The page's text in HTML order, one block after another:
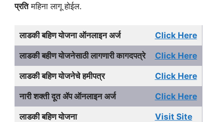
प्रतिमहिना लागू होईल.
लाडकी बहिण योजना ऑनलाइन अर्ज Click Here
लाडकी बहीण योजनेसाठी लागणारी कागदपत्रे Click Here
लाडकी बहिण योजनेचे हमीपत्र Click Here
नारी शक्ती दूत ॲप ऑनलाइन अर्ज Click Here
लाडकी बहिण योजना Visit Site